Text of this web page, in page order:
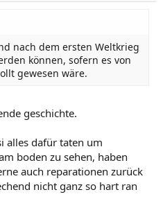
nach dem ersten Weltkrieg
können, sofern es von
gewesen wäre.
geschichte.
alles dafür taten um
boden zu sehen, haben
auch reparationen zurück
nicht ganz so hart ran